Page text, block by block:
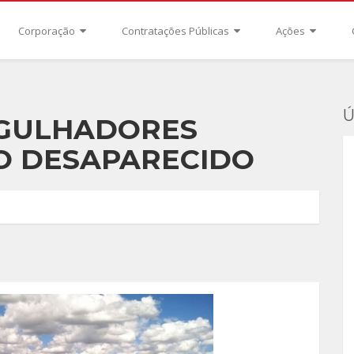
Corporação Contratações Públicas Ações
DESAPARECIDO